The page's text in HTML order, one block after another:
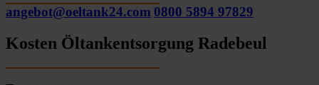
angebot@oeltank24.com 0800 5894 97829
Kosten Öltankentsorgung Radebeul